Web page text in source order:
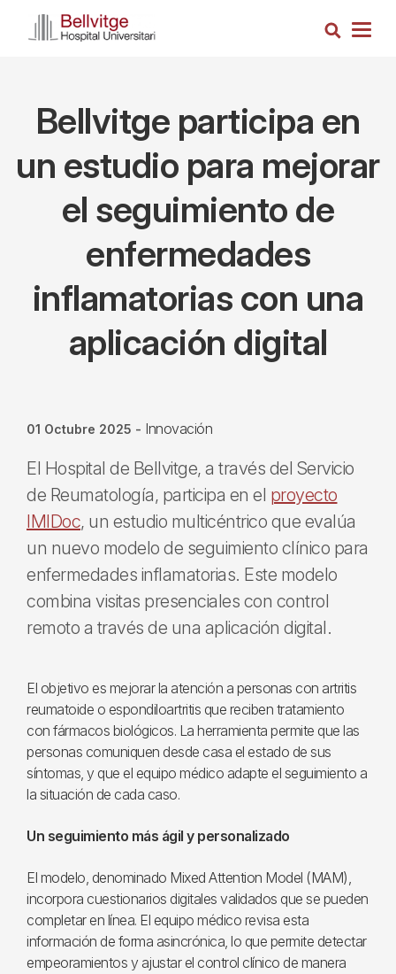
Busca
Bellvitge participa en
un estudio para mejorar
el seguimiento de
enfermedades
inflamatorias con una
aplicación digital
01 Octubre 2025 - Innovación
El Hospital de Bellvitge, a través del Servicio
de Reumatología, participa en el proyecto
IMIDoc, un estudio multicéntrico que evalúa
un nuevo modelo de seguimiento clínico para
enfermedades inflamatorias. Este modelo
combina visitas presenciales con control
remoto a través de una aplicación digital.
El objetivo es mejorar la atención a personas con artritis
reumatoide o espondiloartritis que reciben tratamiento
con fármacos biológicos. La herramienta permite que las
personas comuniquen desde casa el estado de sus
síntomas, y que el equipo médico adapte el seguimiento a
la situación de cada caso.
Un seguimiento más ágil y personalizado
El modelo, denominado Mixed Attention Model (MAM),
incorpora cuestionarios digitales validados que se pueden
completar en línea. El equipo médico revisa esta
información de forma asincrónica, lo que permite detectar
empeoramientos y ajustar el control clínico de manera